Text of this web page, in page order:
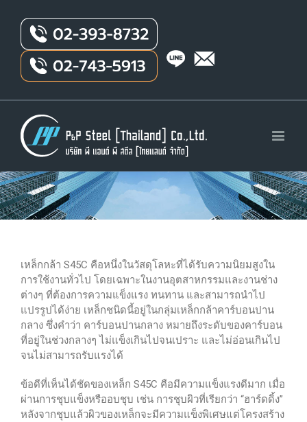
เหล็กกล้า S45C คือหนึ่งในวัสดุโลหะที่ได้รับความนิยมสูงใน
การใช้งานทั่วไป โดยเฉพาะในงานอุตสาหกรรมและงานช่าง
ต่างๆ ที่ต้องการความแข็งแรง ทนทาน และสามารถนำไป
แปรรูปได้ง่าย เหล็กชนิดนี้อยู่ในกลุ่มเหล็กกล้าคาร์บอนปาน
กลาง ซึ่งคำว่า คาร์บอนปานกลาง หมายถึงระดับของคาร์บอน
ที่อยู่ในช่วงกลางๆ ไม่แข็งเกินไปจนเปราะ และไม่อ่อนเกินไป
จนไม่สามารถรับแรงได้
ข้อดีที่เห็นได้ชัดของเหล็ก S45C คือมีความแข็งแรงดีมาก เมื่อ
ผ่านการชุบแข็งหรืออบชุบ เช่น การชุบผิวที่เรียกว่า “ฮาร์ดดิ้ง”
หลังจากชุบแล้วผิวของเหล็กจะมีความแข็งพิเศษแต่โครงสร้าง